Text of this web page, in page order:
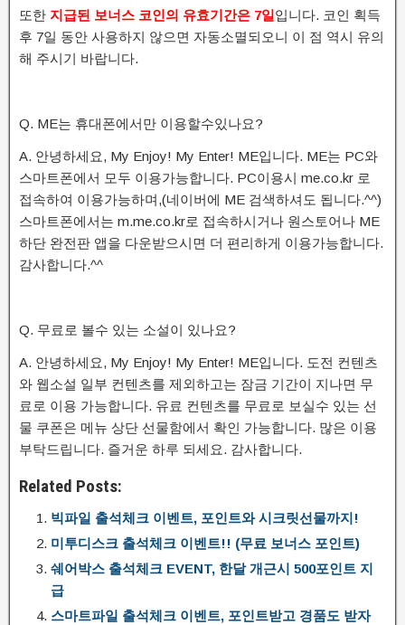
또한 지급된 보너스 코인의 유효기간은 7일입니다. 코인 획득
후 7일 동안 사용하지 않으면 자동소멸되오니 이 점 역시 유의
해 주시기 바랍니다.
Q. ME는 휴대폰에서만 이용할수있나요?
A. 안녕하세요, My Enjoy! M​y Enter! ​ME입니다. ME는 PC와
스마트폰에서 모두 이용가능합니다. PC이용시 me.co.kr 로
접속하여 이용가능하며,(네이버에 ME 검색하셔도 됩니다.^^)
스마트폰에서는 m.me.co.kr로 접속하시거나 원스토어나 ME
하단 완전판 앱을 다운받으시면 더 편리하게 이용가능합니다.
감사합니다.^^
Q. 무료로 볼수 있는 소설이 있나요?
A. 안녕하세요, My Enjoy! M​y Enter! ​ME입니다. 도전 컨텐츠
와 웹소설 일부 컨텐츠를 제외하고는 잠금 기간이 지나면 무
료로 이용 가능합니다. 유료 컨텐츠를 무료로 보실수 있는 선
물 쿠폰은 메뉴 상단 선물함에서 확인 가능합니다. 많은 이용
부탁드립니다. 즐거운 하루 되세요. 감사합니다.
Related Posts:
빅파일 출석체크 이벤트, 포인트와 시크릿선물까지!
미투디스크 출석체크 이벤트!! (무료 보너스 포인트)
쉐어박스 출석체크 EVENT, 한달 개근시 500포인트 지
급
스마트파일 출석체크 이벤트, 포인트받고 경품도 받자